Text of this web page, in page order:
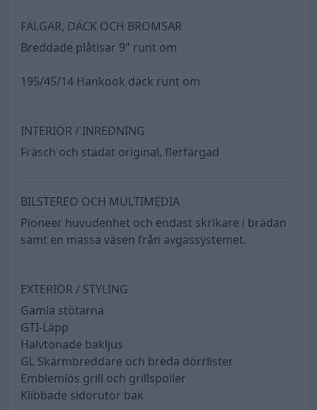
FÄLGAR, DÄCK OCH BROMSAR
Breddade plåtisar 9" runt om
195/45/14 Hankook däck runt om
INTERIÖR / INREDNING
Fräsch och städat original, flerfärgad
BILSTEREO OCH MULTIMEDIA
Pioneer huvudenhet och endast skrikare i brädan
samt en massa väsen från avgassystemet.
EXTERIÖR / STYLING
Gamla stötarna
GTI-Läpp
Halvtonade bakljus
GL Skärmbreddare och breda dörrlister
Emblemlös grill och grillspoiler
Klibbade sidorutor bak